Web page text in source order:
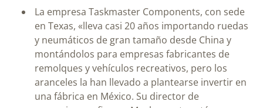
La empresa Taskmaster Components, con sede
en Texas, «lleva casi 20 años importando ruedas
y neumáticos de gran tamaño desde China y
montándolos para empresas fabricantes de
remolques y vehículos recreativos, pero los
aranceles la han llevado a plantearse invertir en
una fábrica en México. Su director de